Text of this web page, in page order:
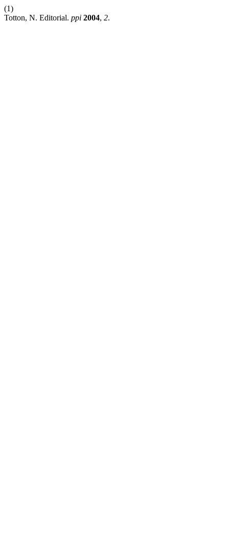
(1)
Totton, N. Editorial. ppi 2004, 2.